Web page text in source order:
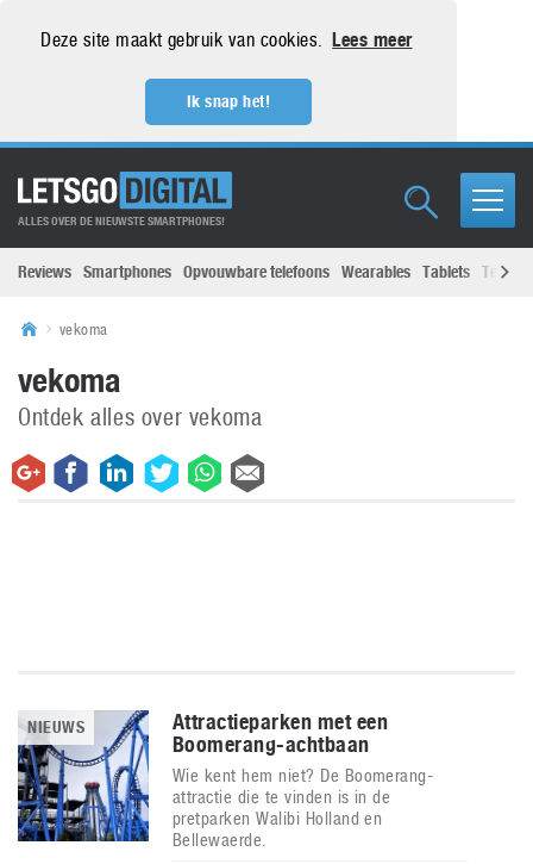
Deze site maakt gebruik van cookies. Lees meer
Ik snap het!
ALLES OVER DE NIEUWSTE SMARTPHONES!
Reviews Smartphones Opvouwbare telefoons Wearables Tablets
vekoma
vekoma
Ontdek alles over vekoma
NIEUWS
Attractieparken met een
Boomerang-achtbaan
Wie kent hem niet? De Boomerang-
attractie die te vinden is in de
pretparken Walibi Holland en
Bellewaerde.